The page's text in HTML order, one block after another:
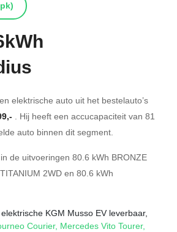
elektrische auto uit het bestelauto’s
. Hij heeft een accucapaciteit van 81
auto binnen dit segment.
de uitvoeringen 80.6 kWh BRONZE
2WD en 80.6 kWh
KGM Musso EV leverbaar,
Courier, Mercedes Vito Tourer,